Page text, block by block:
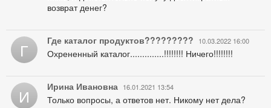
возврат денег?
Г Где каталог продуктов????????? 10.03.2022 16:00
Охрененный каталог..............!!!!!!!! Ничего!!!!!!!!
И Ирина Ивановна 16.01.2021 13:54
Только вопросы, а ответов нет. Никому нет дела?